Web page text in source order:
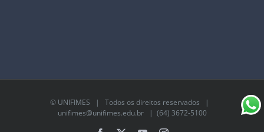
© UNIFIMES | Todos os direitos reservados |
unifimes@unifimes.edu.br| (64) 3672-5100